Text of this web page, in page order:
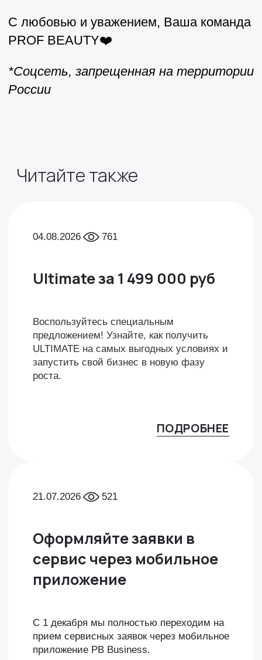
С любовью и уважением, Ваша команда
PROF BEAUTY❤️
*Соцсеть, запрещенная на территории
России
Читайте также
04.08.2026 761
Ultimate за 1 499 000 руб
Воспользуйтесь специальным
предложением! Узнайте, как получить
ULTIMATE на самых выгодных условиях и
запустить свой бизнес в новую фазу
роста.
ПОДРОБНЕЕ
21.07.2026 521
Оформляйте заявки в
сервис через мобильное
приложение
С 1 декабря мы полностью переходим на
прием сервисных заявок через мобильное
приложение PB Business.